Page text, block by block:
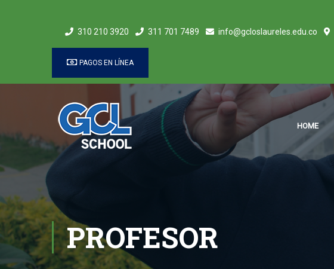
310 210 3920 311 701 7489 info@gcloslaureles.edu.co
PAGOS EN LÍNEA
HOME
PROFESOR